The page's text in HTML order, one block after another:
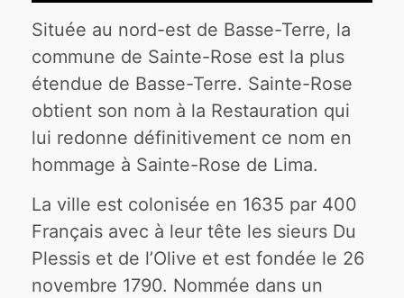
Située au nord-est de Basse-Terre, la
commune de Sainte-Rose est la plus
étendue de Basse-Terre. Sainte-Rose
obtient son nom à la Restauration qui
lui redonne définitivement ce nom en
hommage à Sainte-Rose de Lima.
La ville est colonisée en 1635 par 400
Français avec à leur tête les sieurs Du
Plessis et de l’Olive et est fondée le 26
novembre 1790. Nommée dans un